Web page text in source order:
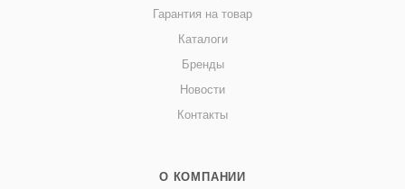
Гарантия на товар
Каталоги
Бренды
Новости
Контакты
О КОМПАНИИ